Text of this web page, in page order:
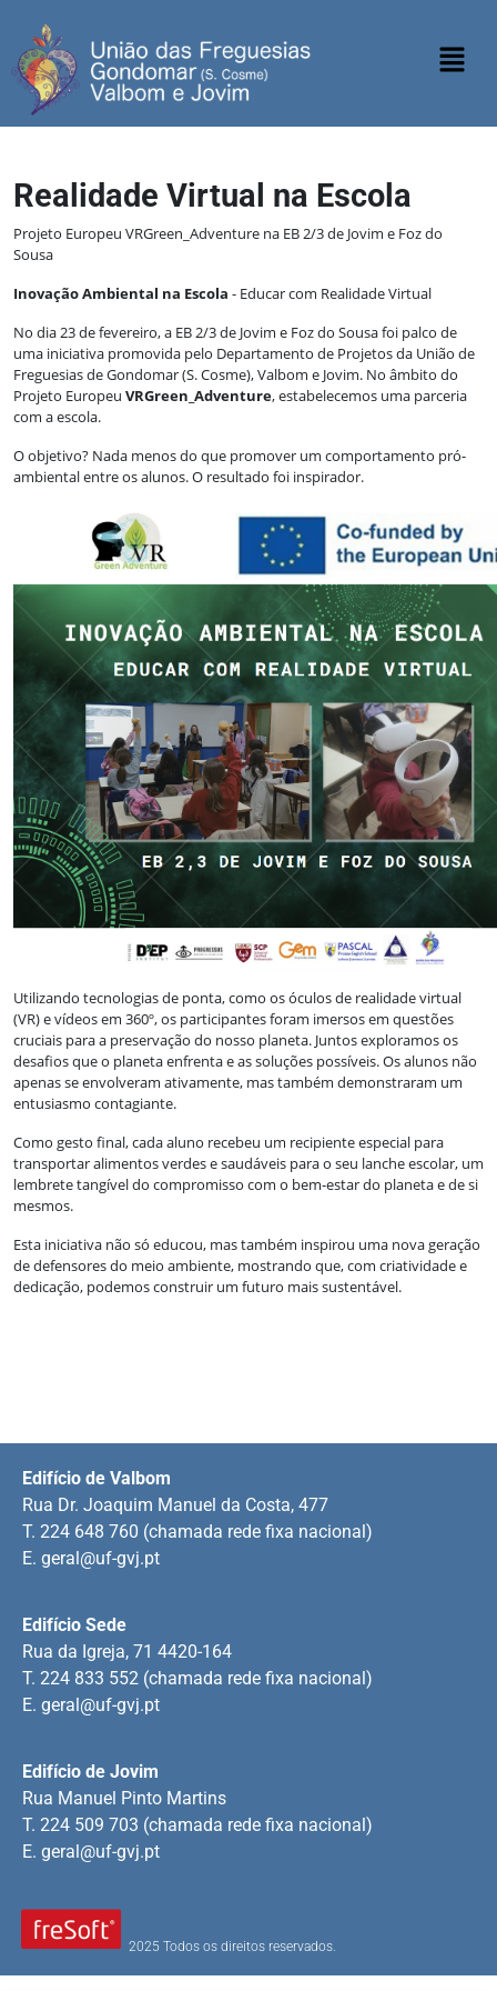
Realidade Virtual na Escola
Projeto Europeu VRGreen_Adventure na EB 2/3 de Jovim e Foz do
Sousa
Inovação Ambiental na Escola - Educar com Realidade Virtual
No dia 23 de fevereiro, a EB 2/3 de Jovim e Foz do Sousa foi palco de
uma iniciativa promovida pelo Departamento de Projetos da União de
Freguesias de Gondomar (S. Cosme), Valbom e Jovim. No âmbito do
Projeto Europeu VRGreen_Adventure, estabelecemos uma parceria
com a escola.
O objetivo? Nada menos do que promover um comportamento pró-
ambiental entre os alunos. O resultado foi inspirador.
Utilizando tecnologias de ponta, como os óculos de realidade virtual
(VR) e vídeos em 360º, os participantes foram imersos em questões
cruciais para a preservação do nosso planeta. Juntos exploramos os
desafios que o planeta enfrenta e as soluções possíveis. Os alunos não
apenas se envolveram ativamente, mas também demonstraram um
entusiasmo contagiante.
Como gesto final, cada aluno recebeu um recipiente especial para
transportar alimentos verdes e saudáveis para o seu lanche escolar, um
lembrete tangível do compromisso com o bem-estar do planeta e de si
mesmos.
Esta iniciativa não só educou, mas também inspirou uma nova geração
de defensores do meio ambiente, mostrando que, com criatividade e
dedicação, podemos construir um futuro mais sustentável.
2025 Todos os direitos reservados.
Edifício de Jovim
Rua Manuel Pinto Martins
T. 224 509 703 (chamada rede fixa nacional)
E. geral@uf-gvj.pt
Edifício Sede
Rua da Igreja, 71 4420-164
T. 224 833 552 (chamada rede fixa nacional)
E. geral@uf-gvj.pt
Edifício de Valbom
Rua Dr. Joaquim Manuel da Costa, 477
T. 224 648 760 (chamada rede fixa nacional)
E. geral@uf-gvj.pt